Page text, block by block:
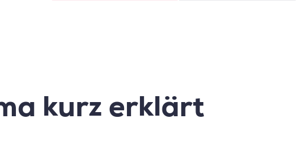
kurz erklärt